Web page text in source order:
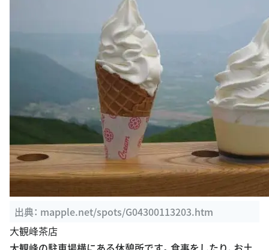
出典： mapple.net/spots/G04300113203.htm
大観峰茶店